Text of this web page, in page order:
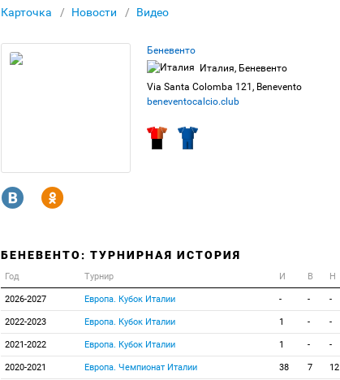
Карточка Новости Видео
Беневенто
Италия, Беневенто
Via Santa Colomba 121, Benevento
beneventocalcio.club
R Y
БЕНЕВЕНТО: ТУРНИРНАЯ ИСТОРИЯ
Год Турнир И В Н
2026-2027 Европа. Кубок Италии - - -
2022-2023 Европа. Кубок Италии 1 - -
2021-2022 Европа. Кубок Италии 1 - -
2020-2021 Европа. Чемпионат Италии 38 7 12